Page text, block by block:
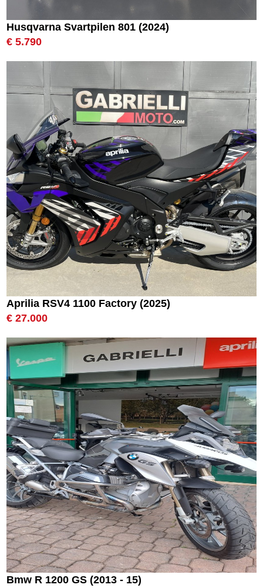
Husqvarna Svartpilen 801 (2024)
€ 5.790
Aprilia RSV4 1100 Factory (2025)
€ 27.000
Bmw R 1200 GS (2013 - 15)